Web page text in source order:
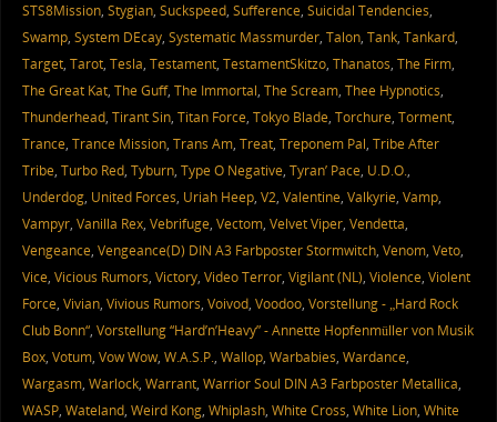
STS8Mission, Stygian, Suckspeed, Sufference, Suicidal Tendencies,
Swamp, System DEcay, Systematic Massmurder, Talon, Tank, Tankard,
Target, Tarot, Tesla, Testament, TestamentSkitzo, Thanatos, The Firm,
The Great Kat, The Guff, The Immortal, The Scream, Thee Hypnotics,
Thunderhead, Tirant Sin, Titan Force, Tokyo Blade, Torchure, Torment,
Trance, Trance Mission, Trans Am, Treat, Treponem Pal, Tribe After
Tribe, Turbo Red, Tyburn, Type O Negative, Tyran’ Pace, U.D.O.,
Underdog, United Forces, Uriah Heep, V2, Valentine, Valkyrie, Vamp,
Vampyr, Vanilla Rex, Vebrifuge, Vectom, Velvet Viper, Vendetta,
Vengeance, Vengeance(D) DIN A3 Farbposter Stormwitch, Venom, Veto,
Vice, Vicious Rumors, Victory, Video Terror, Vigilant (NL), Violence, Violent
Force, Vivian, Vivious Rumors, Voivod, Voodoo, Vorstellung - „Hard Rock
Club Bonn“, Vorstellung “Hard’n’Heavy” - Annette Hopfenmüller von Musik
Box, Votum, Vow Wow, W.A.S.P., Wallop, Warbabies, Wardance,
Wargasm, Warlock, Warrant, Warrior Soul DIN A3 Farbposter Metallica,
WASP, Wateland, Weird Kong, Whiplash, White Cross, White Lion, White